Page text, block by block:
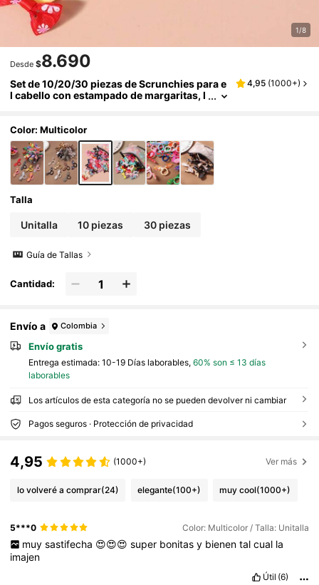
1/8
Desde $8.690
Set de 10/20/30 piezas de Scrunchies para e
l cabello con estampado de margaritas, l
o versátiles (color y estilo aleatorios) para fe
stivales y fiestas
4,95 (1000+)
Color: Multicolor
Talla
Unitalla 10 piezas 30 piezas
Guía de Tallas
Cantidad:
Envío a Colombia
Envío gratis
Entrega estimada: 10-19 Días laborables, 60% son ≤ 13 días
laborables
Los artículos de esta categoría no se pueden devolver ni cambiar
Pagos seguros · Protección de privacidad
4,95 (1000+) Ver más
lo volveré a comprar(24) elegante(100+) muy cool(1000+)
5***0 Color: Multicolor / Talla: Unitalla
muy sastifecha 😍😍😍 super bonitas y bienen tal cual la
imajen
Útil (6)